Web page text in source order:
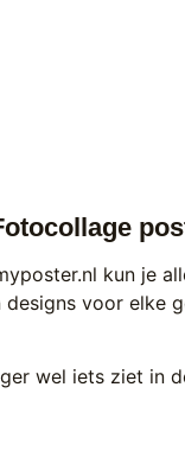
kun je
designs voor elke
wel iets ziet in